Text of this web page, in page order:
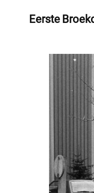
Eerste